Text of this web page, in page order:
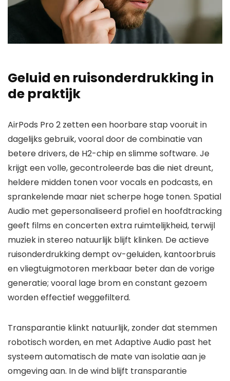
Geluid en ruisonderdrukking in
de praktijk
AirPods Pro 2 zetten een hoorbare stap vooruit in
dagelijks gebruik, vooral door de combinatie van
betere drivers, de H2-chip en slimme software. Je
krijgt een volle, gecontroleerde bas die niet dreunt,
heldere midden tonen voor vocals en podcasts, en
sprankelende maar niet scherpe hoge tonen. Spatial
Audio met gepersonaliseerd profiel en hoofdtracking
geeft films en concerten extra ruimtelijkheid, terwijl
muziek in stereo natuurlijk blijft klinken. De actieve
ruisonderdrukking dempt ov-geluiden, kantoorbruis
en vliegtuigmotoren merkbaar beter dan de vorige
generatie; vooral lage brom en constant gezoem
worden effectief weggefilterd.
Transparantie klinkt natuurlijk, zonder dat stemmen
robotisch worden, en met Adaptive Audio past het
systeem automatisch de mate van isolatie aan je
omgeving aan. In de wind blijft transparantie